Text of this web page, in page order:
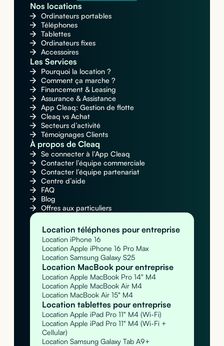
Nos locations
Ordinateurs portables
Téléphones
Tablettes
Ordinateurs fixes
Accessoires
Les Services
Pourquoi la location ?
Comment ça marche ?
Financement & Leasing
Assurance & Assistance
App Cleaq: Gestion de flotte
Cleaq vs Achat
Secteurs d’activité
Témoignages Clients
À propos de Cleaq
Se connecter à l’App Cleaq
Contacter l’équipe commerciale
Contacter l’équipe partenariat
Centre d’aide
FAQ
Blog
Offres aux particuliers
Location téléphones pour entreprise
Location iPhone 16
Location Apple iPhone 16 Pro Max
Location Samsung Galaxy S25
Location MacBook pour entreprise
Location Apple MacBook Pro 14" M4
Location Apple MacBook Air M4
Location MacBook Air 15" M4
Location tablettes pour entreprise
Location Apple iPad Pro 11" M4 (Wi-Fi)
Location Apple iPad Pro 11" M4 (Wi-Fi +
Cellular)
Location Samsung Galaxy Tab A9+